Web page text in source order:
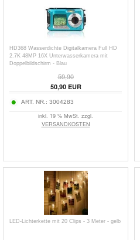
HD368 Wasserdichte Digitalkamera Full HD
2.7K 48MP 16X Unterwasserkamera mit
Doppelbildschirm - Blau
59,90
50,90EUR
ART. NR.: 3004283
inkl. 19 % MwSt. zzgl.
VERSANDKOSTEN
LED-Lichterkette mit 20 Clips - 3 Meter - gelb